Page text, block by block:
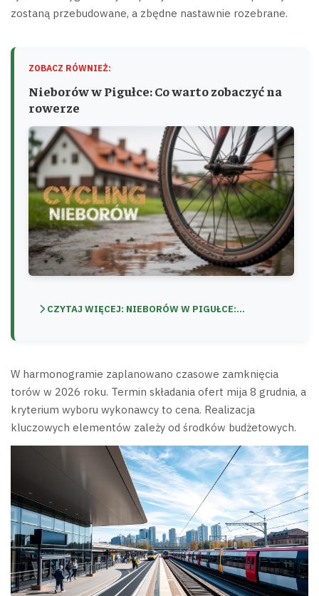
zostaną przebudowane, a zbędne nastawnie rozebrane.
ZOBACZ RÓWNIEŻ:
Nieborów w Pigułce: Co warto zobaczyć na
rowerze
CZYTAJ WIĘCEJ: NIEBORÓW W PIGUŁCE:...
W harmonogramie zaplanowano czasowe zamknięcia
torów w 2026 roku. Termin składania ofert mija 8 grudnia, a
kryterium wyboru wykonawcy to cena. Realizacja
kluczowych elementów zależy od środków budżetowych.